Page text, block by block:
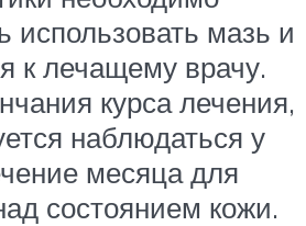
использовать мазь и
к лечащему врачу.
курса лечения,
наблюдаться у
месяца для
состоянием кожи.